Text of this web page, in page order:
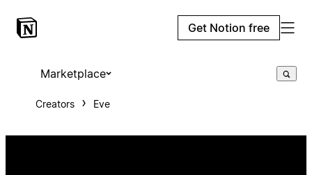
Get Notion free
Marketplace
Creators Eve